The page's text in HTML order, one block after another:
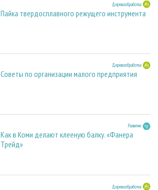
Деревообработка
Пайка твердосплавного режущего инструмента
Деревообработка
Советы по организации малого предприятия
Развитие
Как в Коми делают клееную балку. «Фанера
Трейд»
Деревообработка